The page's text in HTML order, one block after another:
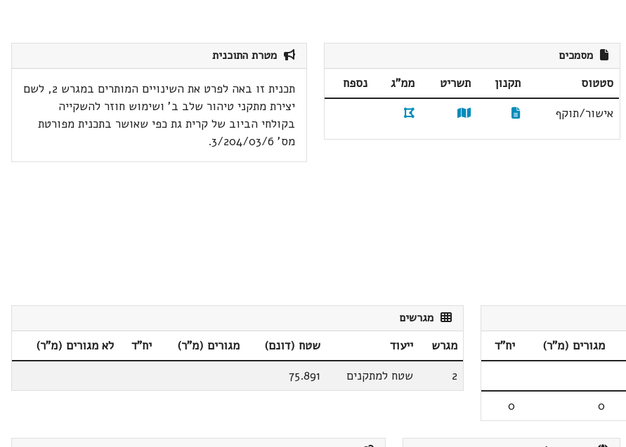
מסמכים
סטטוס תקנון תשריט ממ"ג
נספח
אישור/תוקף
מטרת התוכנית
תכנית זו באה לפרט את השינויים המותרים במגרש 2, לשם
יצירת מתקני טיהור שלב ב' ושימוש חוזר להשקייה
בקולחי הביוב של קרית גת כפי שאושר בתכנית מפורטת
מס' 3/204/03/6.
מגורים (מ"ר)
יח"ד
0
0
מגרשים
מגרש ייעוד שטח (דונם) מגורים (מ"ר) יח"ד
לא מגורים (מ"ר)
2
שטח למתקנים 75.891